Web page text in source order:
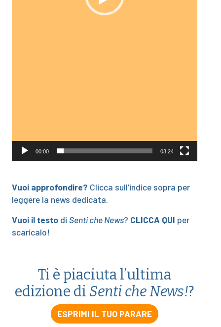
00:00 03:24
Vuoi approfondire? Clicca sull’indice sopra per
leggere la news dedicata.
Vuoi il testo di Senti che News? CLICCA QUI per
scaricalo!
Ti è piaciuta l’ultima
edizione di Senti che News!?
ESPRIMI IL TUO PARARE